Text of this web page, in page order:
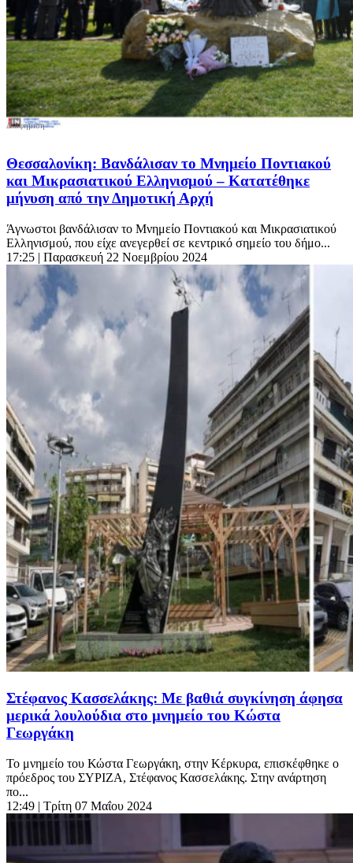
Θεσσαλονίκη: Βανδάλισαν το Μνημείο Ποντιακού
και Μικρασιατικού Ελληνισμού – Κατατέθηκε
μήνυση από την Δημοτική Αρχή
Άγνωστοι βανδάλισαν το Μνημείο Ποντιακού και Μικρασιατικού
Ελληνισμού, που είχε ανεγερθεί σε κεντρικό σημείο του δήμο...
17:25 | Παρασκευή 22 Νοεμβρίου 2024
Στέφανος Κασσελάκης: Με βαθιά συγκίνηση άφησα
μερικά λουλούδια στο μνημείο του Κώστα
Γεωργάκη
Το μνημείο του Κώστα Γεωργάκη, στην Κέρκυρα, επισκέφθηκε ο
πρόεδρος του ΣΥΡΙΖΑ, Στέφανος Κασσελάκης. Στην ανάρτηση
πο...
12:49 | Τρίτη 07 Μαΐου 2024